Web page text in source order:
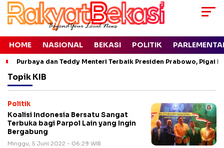
HOME NASIONAL BEKASI POLITIK
Purbaya dan Teddy Menteri Terbaik Presiden Prabowo, Pigai
Topik KIB
Politik
Koalisi Indonesia Bersatu Sangat
Terbuka bagi Parpol Lain yang Ingin
Bergabung
Minggu, 5 Juni 2022 - 06:29 WIB